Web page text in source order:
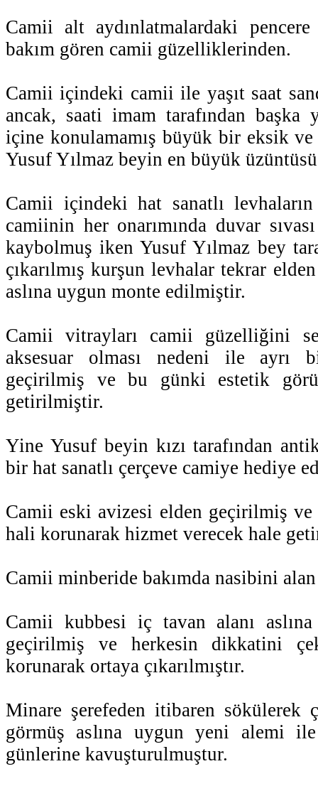
Camii alt aydınlatmalardaki pencere
bakım gören camii güzelliklerinden.
Camii içindeki camii ile yaşıt saat
ancak, saati imam tarafından
içine konulamamış büyük bir eksik ve
Yusuf Yılmaz beyin en büyük
Camii içindeki hat sanatlı levhaların
camiinin her onarımında duvar
kaybolmuş iken Yusuf Yılmaz bey
çıkarılmış kurşun levhalar tekrar
aslına uygun monte edilmiştir.
Camii vitrayları camii güzelliğini
aksesuar olması nedeni ile ayrı
geçirilmiş ve bu günki estetik
getirilmiştir.
Yine Yusuf beyin kızı tarafından
bir hat sanatlı çerçeve camiye hediye
Camii eski avizesi elden geçirilmiş
hali korunarak hizmet verecek hale
Camii minberide bakımda nasibini
Camii kubbesi iç tavan alanı
geçirilmiş ve herkesin dikkatini
korunarak ortaya çıkarılmıştır.
Minare şerefeden itibaren sökülerek
görmüş aslına uygun yeni alemi
günlerine kavuşturulmuştur.